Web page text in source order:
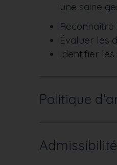
une saine
Évaluer les
Identifier les
Politique
Admissibilité